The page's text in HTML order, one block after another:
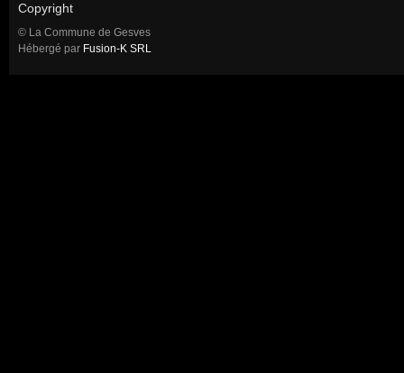
Copyright
© La Commune de Gesves
Hébergé par Fusion-K SRL